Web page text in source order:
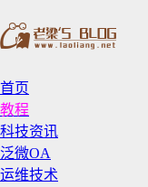
首页
教程
科技资讯
泛微OA
运维技术